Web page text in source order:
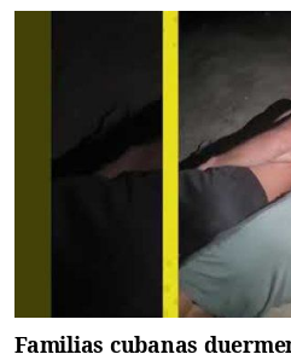
Familias cubanas